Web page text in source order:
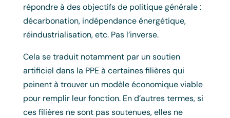
répondre à des objectifs de politique générale :
décarbonation, indépendance énergétique,
réindustrialisation, etc. Pas l’inverse.
Cela se traduit notamment par un soutien
artificiel dans la PPE à certaines filières qui
peinent à trouver un modèle économique viable
pour remplir leur fonction. En d’autres termes, si
ces filières ne sont pas soutenues, elles ne